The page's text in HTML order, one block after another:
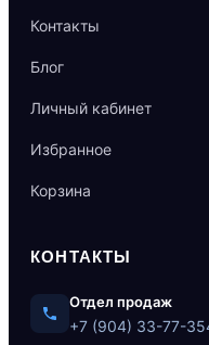
Контакты
Блог
Личный кабинет
Избранное
Корзина
КОНТАКТЫ
Отдел продаж
+7 (904) 33-77-